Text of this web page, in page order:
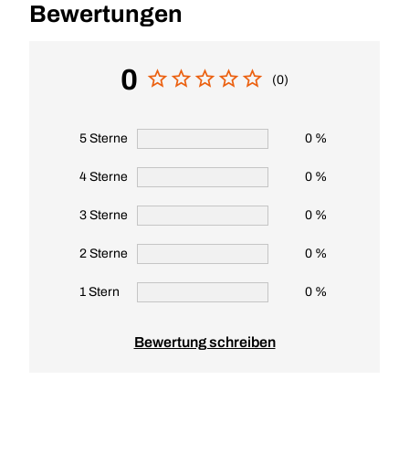
Bewertungen
0 (0)
5 Sterne 0 %
4 Sterne 0 %
3 Sterne 0 %
2 Sterne 0 %
1 Stern 0 %
Bewertung schreiben